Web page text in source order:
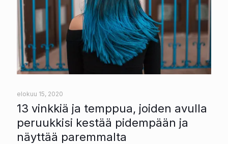
elokuu 15, 2020
13 vinkkiä ja temppua, joiden avulla
peruukkisi kestää pidempään ja
näyttää paremmalta